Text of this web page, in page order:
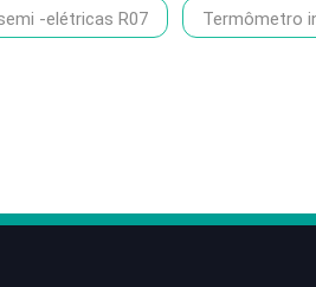
-elétricas R07 Termômetro